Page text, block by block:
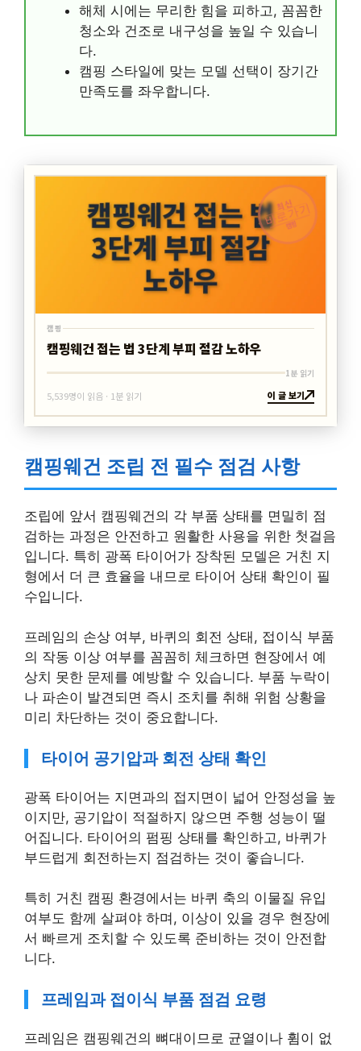
해체 시에는 무리한 힘을 피하고, 꼼꼼한
청소와 건조로 내구성을 높일 수 있습니
다.
캠핑 스타일에 맞는 모델 선택이 장기간
만족도를 좌우합니다.
최신
바로가기
캠핑
캠핑
캠핑웨건 접는 법 3단계 부피 절감 노하우
1분 읽기
5,539명이 읽음 · 1분 읽기 이 글 보기
캠핑웨건 조립 전 필수 점검 사항
조립에 앞서 캠핑웨건의 각 부품 상태를 면밀히 점
검하는 과정은 안전하고 원활한 사용을 위한 첫걸음
입니다. 특히 광폭 타이어가 장착된 모델은 거친 지
형에서 더 큰 효율을 내므로 타이어 상태 확인이 필
수입니다.
프레임의 손상 여부, 바퀴의 회전 상태, 접이식 부품
의 작동 이상 여부를 꼼꼼히 체크하면 현장에서 예
상치 못한 문제를 예방할 수 있습니다. 부품 누락이
나 파손이 발견되면 즉시 조치를 취해 위험 상황을
미리 차단하는 것이 중요합니다.
타이어 공기압과 회전 상태 확인
광폭 타이어는 지면과의 접지면이 넓어 안정성을 높
이지만, 공기압이 적절하지 않으면 주행 성능이 떨
어집니다. 타이어의 펌핑 상태를 확인하고, 바퀴가
부드럽게 회전하는지 점검하는 것이 좋습니다.
특히 거친 캠핑 환경에서는 바퀴 축의 이물질 유입
여부도 함께 살펴야 하며, 이상이 있을 경우 현장에
서 빠르게 조치할 수 있도록 준비하는 것이 안전합
니다.
프레임과 접이식 부품 점검 요령
프레임은 캠핑웨건의 뼈대이므로 균열이나 휨이 없